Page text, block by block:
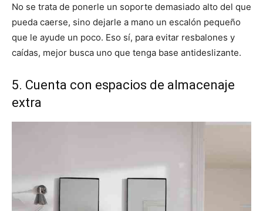
No se trata de ponerle un soporte demasiado alto del que
pueda caerse, sino dejarle a mano un escalón pequeño
que le ayude un poco. Eso sí, para evitar resbalones y
caídas, mejor busca uno que tenga base antideslizante.
5. Cuenta con espacios de almacenaje
extra